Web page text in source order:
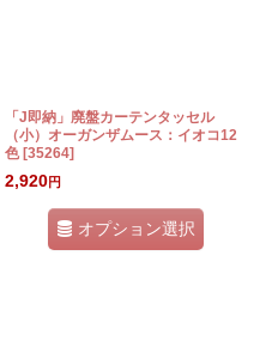
「J即納」廃盤カーテンタッセル
（小）オーガンザムース：イオコ12
色 [35264]
2,920円
オプション選択